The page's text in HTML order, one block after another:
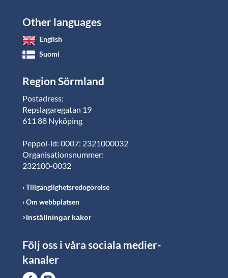
Other languages
English
Suomi
Region Sörmland
Postadress:
Repslagaregatan 19
611 88 Nyköping
Peppol-id: 0007: 2321000032
Organisationsnummer:
232100-0032
Tillgänglighetsredogörelse
Om webbplatsen
Inställningar kakor
Följ oss i våra sociala medier-
kanaler